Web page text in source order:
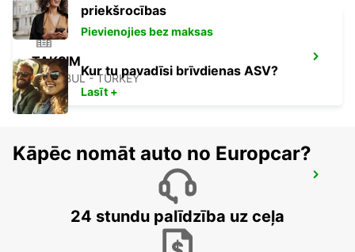
TAKSIM
ISTANBUL - TURKEY
priekšrocības
Pievienojies bez maksas
Kur tu pavadīsi brīvdienas ASV?
Lasīt +
Kāpēc nomāt auto no Europcar?
24 stundu palīdzība uz ceļa